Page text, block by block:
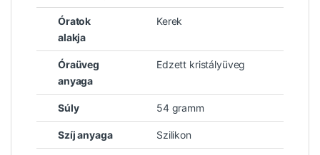
Óratok
alakja
Kerek
Óraüveg
anyaga
Edzett kristályüveg
Súly 54 gramm
Szíj anyaga Szilikon